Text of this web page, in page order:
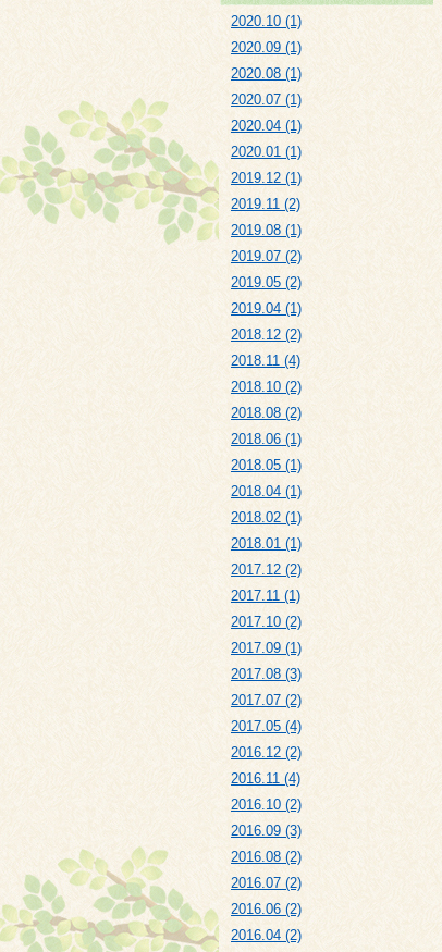
2020.10 (1)
2020.09 (1)
2020.08 (1)
2020.07 (1)
2020.04 (1)
2020.01 (1)
2019.12 (1)
2019.11 (2)
2019.08 (1)
2019.07 (2)
2019.05 (2)
2019.04 (1)
2018.12 (2)
2018.11 (4)
2018.10 (2)
2018.08 (2)
2018.06 (1)
2018.05 (1)
2018.04 (1)
2018.02 (1)
2018.01 (1)
2017.12 (2)
2017.11 (1)
2017.10 (2)
2017.09 (1)
2017.08 (3)
2017.07 (2)
2017.05 (4)
2016.12 (2)
2016.11 (4)
2016.10 (2)
2016.09 (3)
2016.08 (2)
2016.07 (2)
2016.06 (2)
2016.04 (2)